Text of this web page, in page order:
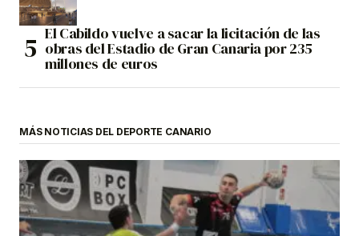
El Cabildo vuelve a sacar la licitación de las
obras del Estadio de Gran Canaria por 235
millones de euros
MÁS NOTICIAS DEL DEPORTE CANARIO